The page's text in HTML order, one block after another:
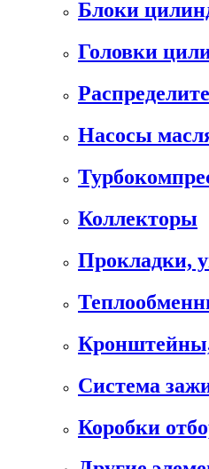
Блоки
Головки
Насосы
Коллекторы
Прокладки,
Cистема
Коробки